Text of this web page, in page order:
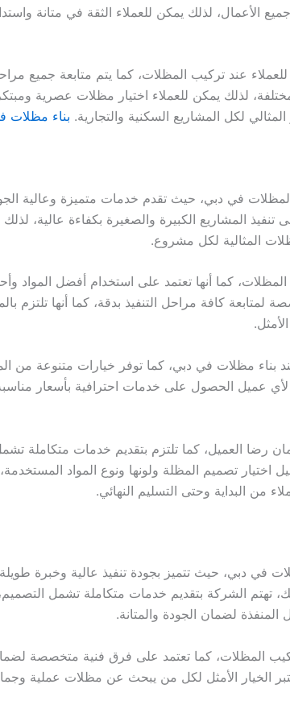
الأعمال، لذلك يمكن للعملاء الثقة في متانة
عند تركيب المظلات، كما يتم متابعة جميع
لذلك يمكن للعملاء اختيار مظلات عصرية
لكل المشاريع السكنية والتجارية. بناء مظلات
في دبي، حيث تقدم خدمات متميزة وعالية
المشاريع الكبيرة والصغيرة بكفاءة عالية،
المثالية لكل مشروع.
كما أنها تعتمد على استخدام أفضل المواد
كافة مراحل التنفيذ بدقة، كما أنها تلتزم
بناء مظلات في دبي، كما توفر خيارات متنوعة من
لأي عميل الحصول على خدمات احترافية بأسعار
رضا العميل، كما تلتزم بتقديم خدمات متكاملة
تصميم المظلة ولونها ونوع المواد
من البداية وحتى التسليم النهائي.
دبي، حيث تتميز بجودة تنفيذ عالية وخبرة طويلة
الشركة بتقديم خدمات متكاملة تشمل التصميم،
لضمان الجودة والمتانة.
المظلات، كما تعتمد على فرق فنية متخصصة
الخيار الأمثل لكل من يبحث عن مظلات عملية